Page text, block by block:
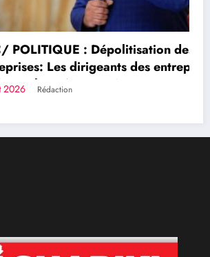
: Dépolitisation des
dirigeants des entreprises
recrutés par concours